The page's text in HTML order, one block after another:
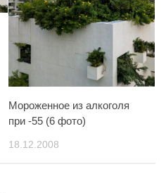
Мороженное из алкоголя
при -55 (6 фото)
18.12.2008